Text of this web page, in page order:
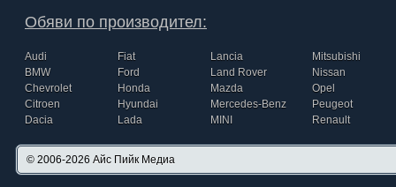
Обяви по производител:
Audi
BMW
Chevrolet
Citroen
Dacia
Fiat
Ford
Honda
Hyundai
Lada
Lancia
Land Rover
Mazda
Mercedes-Benz
MINI
Mitsubishi
Nissan
Opel
Peugeot
Renault
© 2006-2026 Айс Пийк Медиа